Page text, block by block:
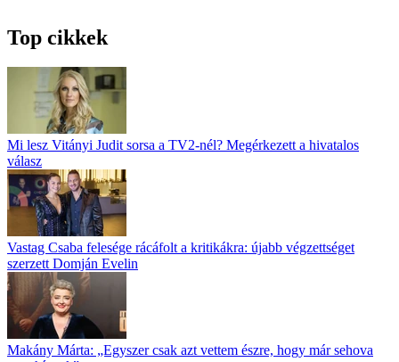
Top cikkek
Mi lesz Vitányi Judit sorsa a TV2-nél? Megérkezett a hivatalos
válasz
Vastag Csaba felesége rácáfolt a kritikákra: újabb végzettséget
szerzett Domján Evelin
Makány Márta: „Egyszer csak azt vettem észre, hogy már sehova